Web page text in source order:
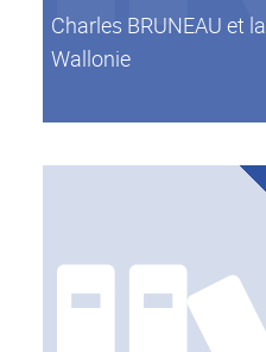
Charles BRUNEAU et la
Wallonie